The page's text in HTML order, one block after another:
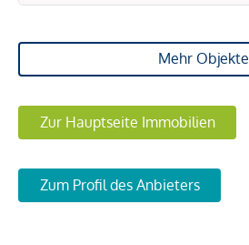
Mehr Objekte
Zur Hauptseite Immobilien
Zum Profil des Anbieters